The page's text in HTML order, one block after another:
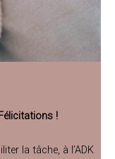
!
la tâche, à l’ADK